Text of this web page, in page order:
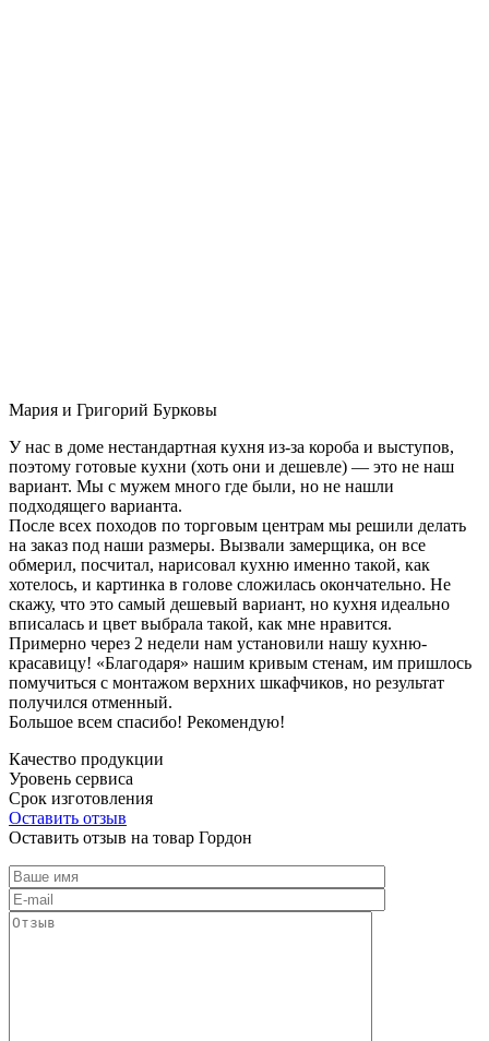
Мария и Григорий Бурковы
У нас в доме нестандартная кухня из-за короба и выступов,
поэтому готовые кухни (хоть они и дешевле) — это не наш
вариант. Мы с мужем много где были, но не нашли
подходящего варианта.
После всех походов по торговым центрам мы решили делать
на заказ под наши размеры. Вызвали замерщика, он все
обмерил, посчитал, нарисовал кухню именно такой, как
хотелось, и картинка в голове сложилась окончательно. Не
скажу, что это самый дешевый вариант, но кухня идеально
вписалась и цвет выбрала такой, как мне нравится.
Примерно через 2 недели нам установили нашу кухню-
красавицу! «Благодаря» нашим кривым стенам, им пришлось
помучиться с монтажом верхних шкафчиков, но результат
получился отменный.
Большое всем спасибо! Рекомендую!
Качество продукции
Уровень сервиса
Срок изготовления
Оставить отзыв
Оставить отзыв на товар Гордон